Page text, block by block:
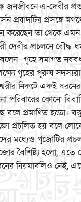
জনজীবনে এ-দেবীর
প্রবাদটির প্রসঙ্গে
করেছেন তা থেকে
দেবীর প্রচলনে বৌদ্ধ
বলেন। গৃহে সমাগত
গৃহের পুরুষ সদস্যরা
নিকটে একই ধরনের
পরিবারের কোনো
বলে প্রমাণিত হতো।
প্রচলিত হয় বলে
মধ্যেও পুজোটির
বৈশিষ্ট্য হলো, এতে
নিয়মাবলিও নেই,